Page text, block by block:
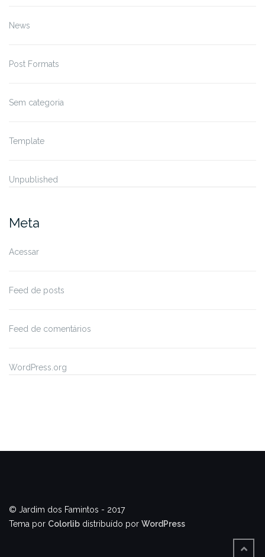
News
Post Formats
Sem categoria
Template
Unpublished
Meta
Acessar
Feed de posts
Feed de comentários
WordPress.org
© Jardim dos Famintos - 2017
Tema por Colorlib distribuído por WordPress